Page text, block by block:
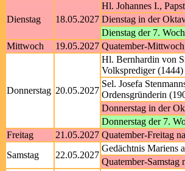
Dienstag 18.05.2027
Hl. Johannes I.,
Dienstag in der
Dienstag der 7.
Mittwoch
19.05.2027 Quatember-
Donnerstag 20.05.2027
Hl. Bernhardin von
Volksprediger (1444)
Sel. Josefa
Ordensgründerin
Donnerstag in der
Donnerstag der 7.
Freitag
21.05.2027 Quatember-Freitag
Samstag
22.05.2027
Gedächtnis Mariens
Quatember-Samstag